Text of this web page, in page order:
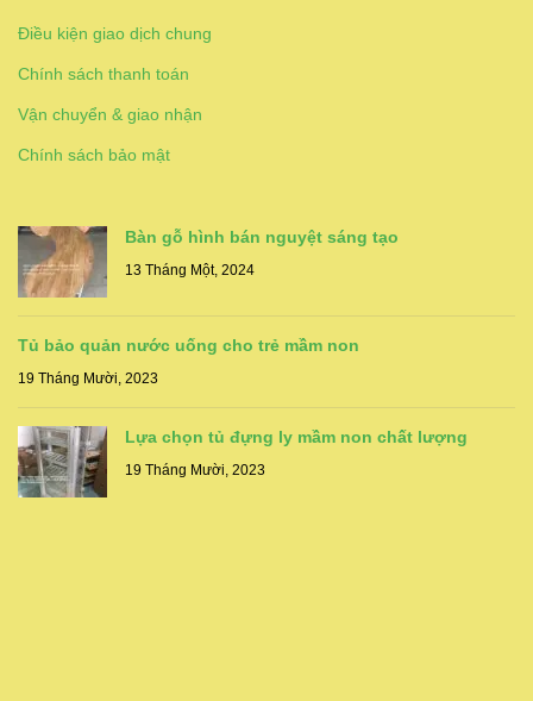
Điều kiện giao dịch chung
Chính sách thanh toán
Vận chuyển & giao nhận
Chính sách bảo mật
Bàn gỗ hình bán nguyệt sáng tạo
13 Tháng Một, 2024
Tủ bảo quản nước uống cho trẻ mầm non
19 Tháng Mười, 2023
Lựa chọn tủ đựng ly mầm non chất lượng
19 Tháng Mười, 2023